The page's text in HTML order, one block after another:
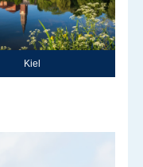
Kiel